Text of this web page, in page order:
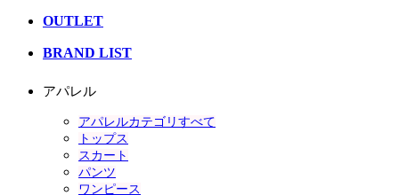
OUTLET
BRAND LIST
アパレル
アパレルカテゴリすべて
トップス
スカート
パンツ
ワンピース